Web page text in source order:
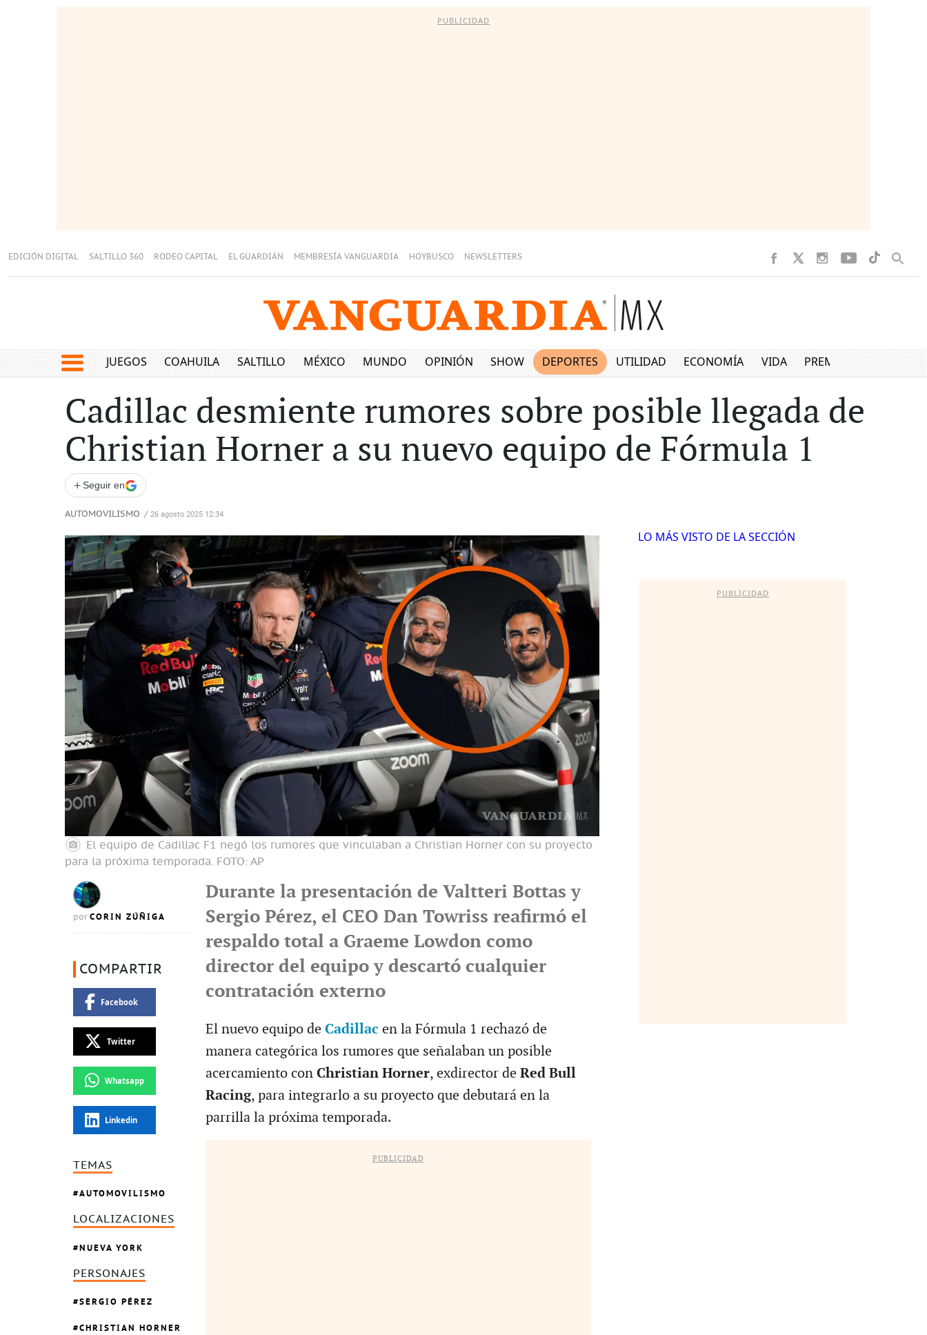
PUBLICIDAD
EDICIÓN DIGITAL SALTILLO 360 RODEO CAPITAL EL GUARDIÁN MEMBRESÍA VANGUARDIA HOYBUSCO NEWSLETTERS
JUEGOS COAHUILA SALTILLO MÉXICO MUNDO OPINIÓN SHOW DEPORTES UTILIDAD ECONOMÍA VIDA PREMIUM
Cadillac desmiente rumores sobre posible llegada de
Christian Horner a su nuevo equipo de Fórmula 1
+ Seguir en
AUTOMOVILISMO / 26 agosto 2025 12:34
El equipo de Cadillac F1 negó los rumores que vinculaban a Christian Horner con su proyecto
para la próxima temporada. FOTO: AP
por CORIN ZÚÑIGA
COMPARTIR
Facebook
Twitter
Whatsapp
Linkedin
TEMAS
AUTOMOVILISMO
LOCALIZACIONES
NUEVA YORK
PERSONAJES
SERGIO PÉREZ
CHRISTIAN HORNER
Durante la presentación de Valtteri Bottas y
Sergio Pérez, el CEO Dan Towriss reafirmó el
respaldo total a Graeme Lowdon como
director del equipo y descartó cualquier
contratación externo
El nuevo equipo de Cadillac en la Fórmula 1 rechazó de
manera categórica los rumores que señalaban un posible
acercamiento con Christian Horner, exdirector de Red Bull
Racing, para integrarlo a su proyecto que debutará en la
parrilla la próxima temporada.
PUBLICIDAD
LO MÁS VISTO DE LA SECCIÓN
PUBLICIDAD